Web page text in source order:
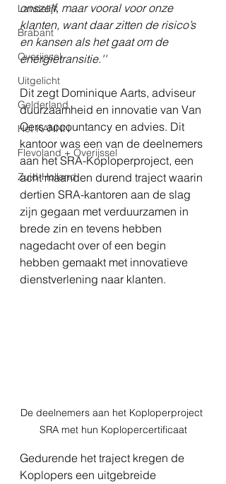
Landelijk
Brabant
Overijssel
Uitgelicht
Gelderland
Het KANNN
Flevoland + Overijssel
Zuid-Holland
onszelf, maar vooral voor onze
klanten, want daar zitten de risico’s
en kansen als het gaat om de
energietransitie.''
Dit zegt Dominique Aarts, adviseur
duurzaamheid en innovatie van Van
Oers accountancy en advies. Dit
kantoor was een van de deelnemers
aan het SRA-Koploperproject, een
acht maanden durend traject waarin
dertien SRA-kantoren aan de slag
zijn gegaan met verduurzamen in
brede zin en tevens hebben
nagedacht over of een begin
hebben gemaakt met innovatieve
dienstverlening naar klanten.
De deelnemers aan het Koploperproject
SRA met hun Koplopercertificaat
Gedurende het traject kregen de
Koplopers een uitgebreide